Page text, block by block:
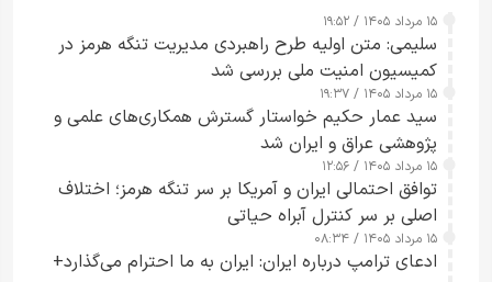
۱۵ مرداد ۱۴۰۵ / ۱۹:۵۲
سلیمی: متن اولیه طرح راهبردی مدیریت تنگه هرمز در
کمیسیون امنیت ملی بررسی شد
۱۵ مرداد ۱۴۰۵ / ۱۹:۳۷
سید عمار حکیم خواستار گسترش همکاری‌های علمی و
پژوهشی عراق و ایران شد
۱۵ مرداد ۱۴۰۵ / ۱۲:۵۶
توافق احتمالی ایران و آمریکا بر سر تنگه هرمز؛ اختلاف
اصلی بر سر کنترل آبراه حیاتی
۱۵ مرداد ۱۴۰۵ / ۰۸:۳۴
ادعای ترامپ درباره ایران: ایران به ما احترام می‌گذارد+